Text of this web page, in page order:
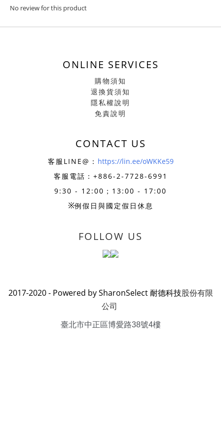
No review for this product
ONLINE SERVICES
購物須知
退換貨須知
隱私權說明
免責說明
CONTACT US
客服LINE@： https://lin.ee/oWKKe59
客服電話：+886- 2-7728-6991
9:30 - 12:00；13:00 - 17:00
※例假日與國定假日休息
FOLLOW US
2017-2020 - Powered by SharonSelect 耐德科技股份有限
公司
臺北市中正區博愛路38號4樓